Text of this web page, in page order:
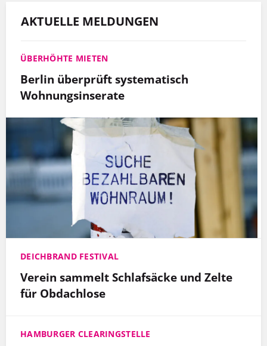
AKTUELLE MELDUNGEN
ÜBERHÖHTE MIETEN
Berlin überprüft systematisch
Wohnungsinserate
DEICHBRAND FESTIVAL
Verein sammelt Schlafsäcke und Zelte
für Obdachlose
HAMBURGER CLEARINGSTELLE